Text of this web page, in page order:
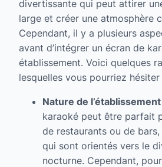
divertissante qui peut attirer
large et créer une atmosphère
Cependant, il y a plusieurs
avant d’intégrer un écran de
établissement. Voici quelques
lesquelles vous pourriez hésiter
Nature de l’établissement
karaoké peut être parfait
de restaurants ou de
qui sont orientés vers le
nocturne. Cependant,